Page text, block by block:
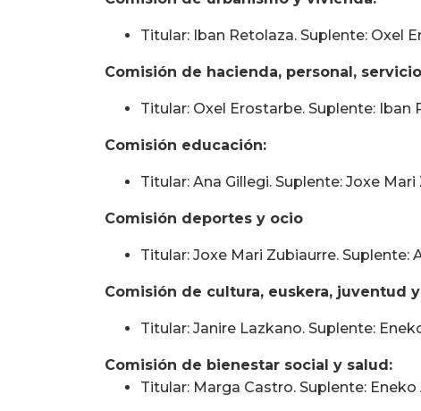
Titular: Iban Retolaza. Suplente: Oxel
Comisión de hacienda, personal,
Titular: Oxel Erostarbe. Suplente: Iban
Comisión educación:
Titular: Ana Gillegi. Suplente: Joxe Mari
Comisión deportes y ocio
Titular: Joxe Mari Zubiaurre. Suplente:
Comisión de cultura, euskera, juventud
Titular: Janire Lazkano. Suplente:
Comisión de bienestar social y salud:
Titular: Marga Castro. Suplente: